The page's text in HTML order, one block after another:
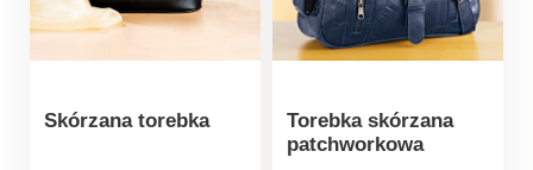
listonoszka.
ramię. Inteligentnie
podzielona. W 3
kolorach.
Skórzana torebka
Torebka skórzana
patchworkowa